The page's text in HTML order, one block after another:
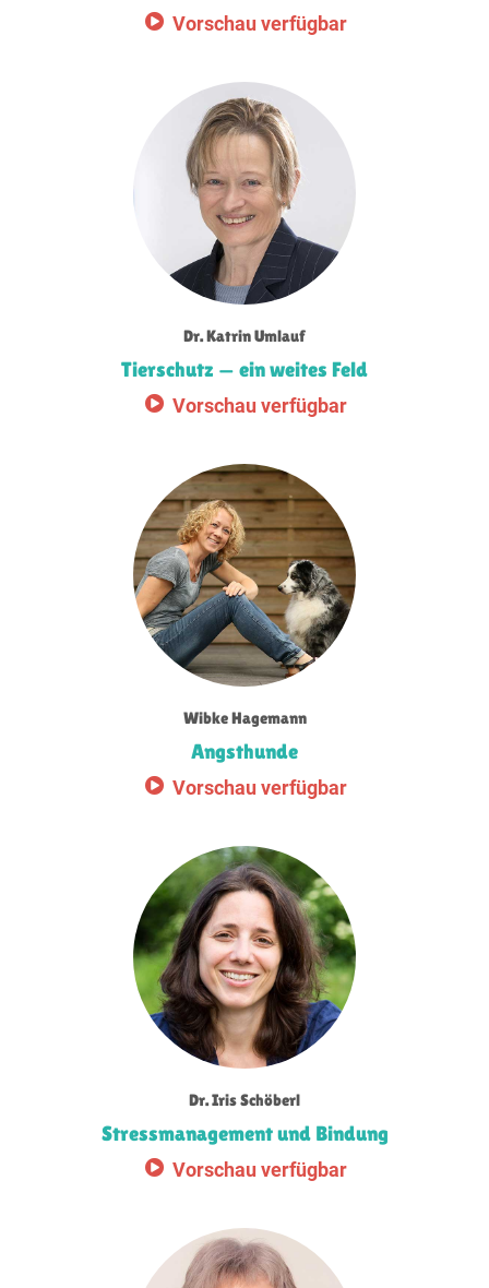
Vorschau verfügbar
Dr. Katrin Umlauf
Tierschutz — ein weites Feld
Vorschau verfügbar
Wibke Hagemann
Angsthunde
Vorschau verfügbar
Dr. Iris Schöberl
Stressmanagement und Bindung
Vorschau verfügbar